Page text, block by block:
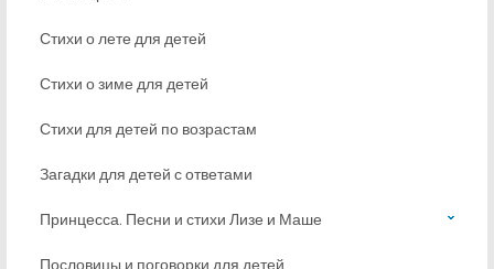
Стихи о лете для детей
Стихи о зиме для детей
Стихи для детей по возрастам
Загадки для детей с ответами
Принцесса. Песни и стихи Лизе и Маше
Пословицы и поговорки для детей